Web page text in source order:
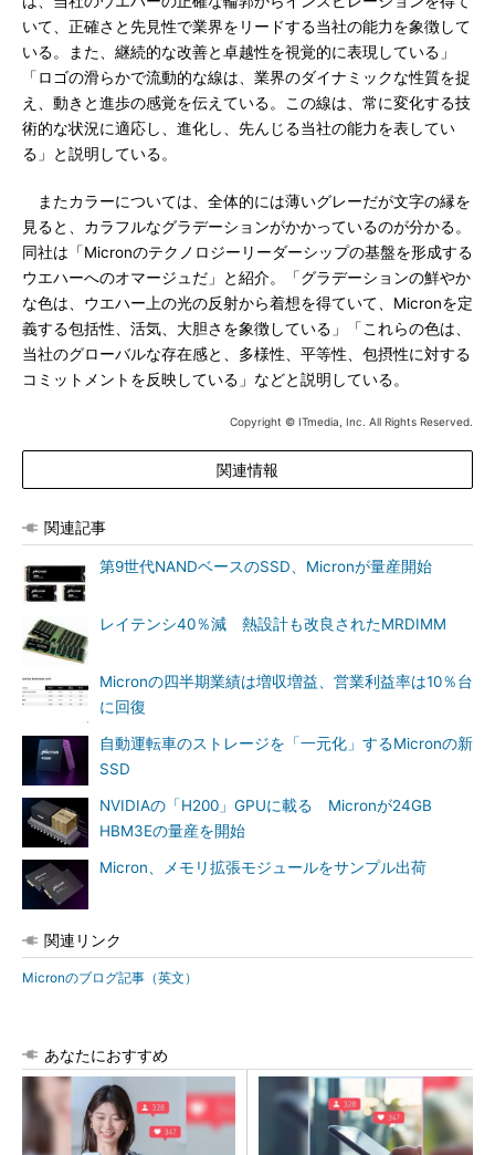
いて、正確さと先見性で業界をリードする当社の能力を象徴して
いる。また、継続的な改善と卓越性を視覚的に表現している」
「ロゴの滑らかで流動的な線は、業界のダイナミックな性質を捉
え、動きと進歩の感覚を伝えている。この線は、常に変化する技
術的な状況に適応し、進化し、先んじる当社の能力を表してい
る」と説明している。
またカラーについては、全体的には薄いグレーだが文字の縁を
見ると、カラフルなグラデーションがかかっているのが分かる。
同社は「Micronのテクノロジーリーダーシップの基盤を形成する
ウエハーへのオマージュだ」と紹介。「グラデーションの鮮やか
な色は、ウエハー上の光の反射から着想を得ていて、Micronを定
義する包括性、活気、大胆さを象徴している」「これらの色は、
当社のグローバルな存在感と、多様性、平等性、包摂性に対する
コミットメントを反映している」などと説明している。
Copyright © ITmedia, Inc. All Rights Reserved.
関連情報
関連記事
第9世代NANDベースのSSD、Micronが量産開始
レイテンシ40％減 熱設計も改良されたMRDIMM
Micronの四半期業績は増収増益、営業利益率は10％台
に回復
自動運転車のストレージを「一元化」するMicronの新
SSD
NVIDIAの「H200」GPUに載る Micronが24GB
HBM3Eの量産を開始
Micron、メモリ拡張モジュールをサンプル出荷
関連リンク
Micronのブログ記事（英文）
あなたにおすすめ